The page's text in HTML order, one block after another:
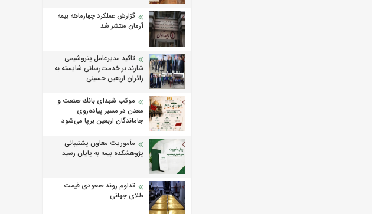
گزارش عملکرد چهارماهه بیمه
آرمان منتشر شد
تاکید مدیرعامل پتروشیمی
شازند بر خدمت‌رسانی شایسته به
زائران اربعین حسینی
موكب شهدای بانك صنعت و
معدن در مسیر پیاده‌روی
جاماندگان اربعین برپا می‌شود
مأموریت معاون پشتیبانی
پژوهشكده بیمه به پایان رسید
تداوم روند صعودی قیمت
طلای جهانی